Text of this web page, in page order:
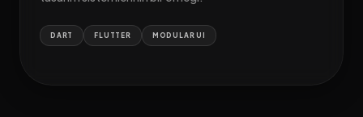
DART FLUTTER MODULAR UI